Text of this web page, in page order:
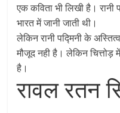
एक कविता भी लिखी है। रानी
भारत में जानी जाती थी।
लेकिन रानी पद्मिनी के
मौजूद नही है। लेकिन चित्तोड़
है।
रावल रतन